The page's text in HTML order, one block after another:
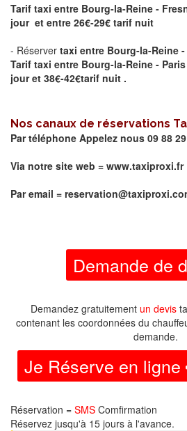
Tarif taxi entre Bourg-la-Reine -
jour et entre 26€-29€ tarif nuit
- Réserver taxi entre Bourg-la-Reine -
Tarif taxi entre Bourg-la-Reine -
jour et 38€-42€tarif nuit .
Nos canaux de réservations
Par téléphone Appelez nous 09 88
Via notre site web = www.taxiproxi.fr
Par email =
Demande de
Demandez gratuitement un devis
contenant les coordonnées du
demande.
Je Réserve en ligne
Réservation = SMS Comfirmation
Réservez jusqu'à 15 jours à l'avance.